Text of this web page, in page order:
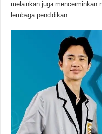
melainkan juga mencerminkan
lembaga pendidikan.